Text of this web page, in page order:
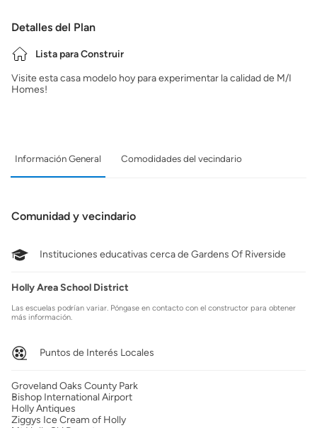
Detalles del Plan
Lista para Construir
Visite esta casa modelo hoy para experimentar la calidad de M/I
Homes!
Información General Comodidades del vecindario
Comunidad y vecindario
Instituciones educativas cerca de Gardens Of Riverside
Holly Area School District
Las escuelas podrían variar. Póngase en contacto con el constructor para obtener
más información.
Puntos de Interés Locales
Groveland Oaks County Park
Bishop International Airport
Holly Antiques
Ziggys Ice Cream of Holly